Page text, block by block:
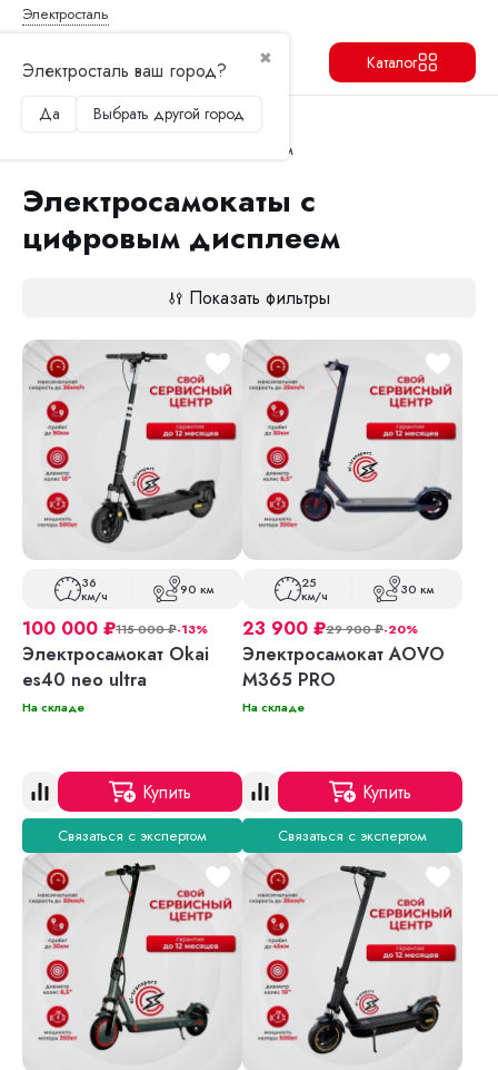
Электросталь
✖
Электросталь ваш город?
Да Выбрать другой город
Каталог
Главная
Электросамокаты
Электросамокаты с цифровым дисплеем
Электросамокаты с
цифровым дисплеем
Показать фильтры
36
км/ч 90 км
100 000 ₽115 000₽-13%
Электросамокат Okai
es40 neo ultra
На складе
Купить
Связаться с экспертом
25
км/ч 30 км
23 900 ₽29 900₽-20%
Электросамокат AOVO
M365 PRO
На складе
Купить
Связаться с экспертом
Продолжить